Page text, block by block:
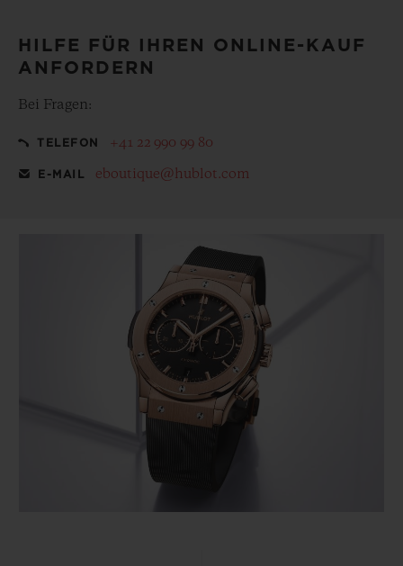
HILFE FÜR IHREN ONLINE-KAUF
ANFORDERN
Bei Fragen:
TELEFON +41 22 990 99 80
E-MAIL eboutique@hublot.com